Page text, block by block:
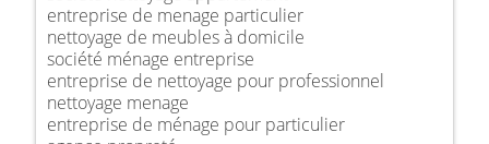
entreprise de menage particulier
nettoyage de meubles à domicile
société ménage entreprise
entreprise de nettoyage pour professionnel
nettoyage menage
entreprise de ménage pour particulier